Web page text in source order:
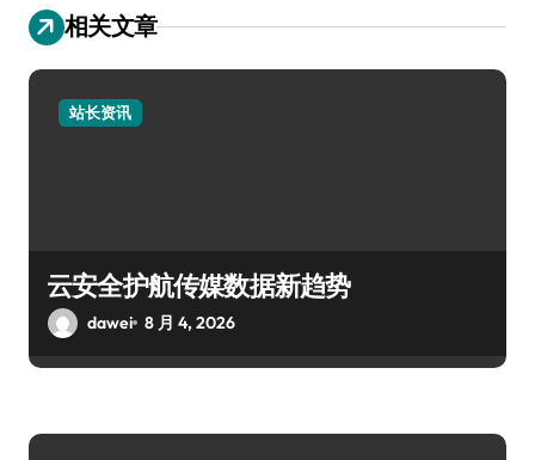
相关文章
站长资讯
云安全护航传媒数据新趋势
dawei 8 月 4, 2026